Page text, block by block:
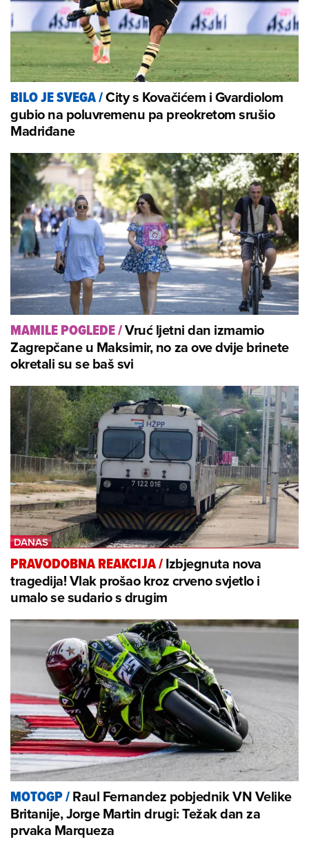
BILO JE SVEGA/City s Kovačićem i Gvardiolom
gubio na poluvremenu pa preokretom srušio
Madriđane
MAMILE POGLEDE/Vruć ljetni dan izmamio
Zagrepčane u Maksimir, no za ove dvije brinete
okretali su se baš svi
PRAVODOBNA REAKCIJA/Izbjegnuta nova
tragedija! Vlak prošao kroz crveno svjetlo i
umalo se sudario s drugim
MOTOGP/Raul Fernandez pobjednik VN Velike
Britanije, Jorge Martin drugi: Težak dan za
prvaka Marqueza